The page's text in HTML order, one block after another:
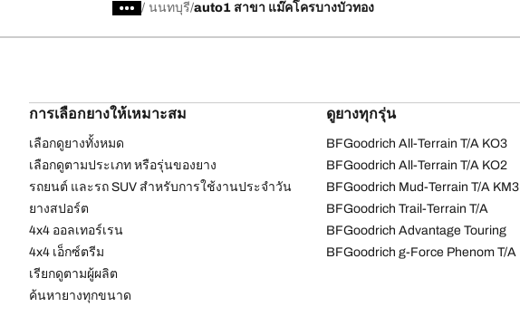
/ นนทบุรี auto1 สาขา แม๊คโครบางบัวทอง
การเลือกยางให้เหมาะสม
เลือกดูยางทั้งหมด
เลือกดูตามประเภท หรือรุ่นของยาง
รถยนต์ และรถ SUV สำหรับการใช้งานประจำวัน
ยางสปอร์ต
4x4 ออลเทอร์เรน​
4x4 เอ็กซ์ตรีม​
เรียกดูตามผู้ผลิต
ค้นหายางทุกขนาด
ดูยางทุกรุ่น
BFGoodrich All-Terrain T/A KO3
BFGoodrich All-Terrain T/A KO2
BFGoodrich Mud-Terrain T/A KM3
BFGoodrich Trail-Terrain T/A
BFGoodrich Advantage Touring
BFGoodrich g-Force Phenom T/A